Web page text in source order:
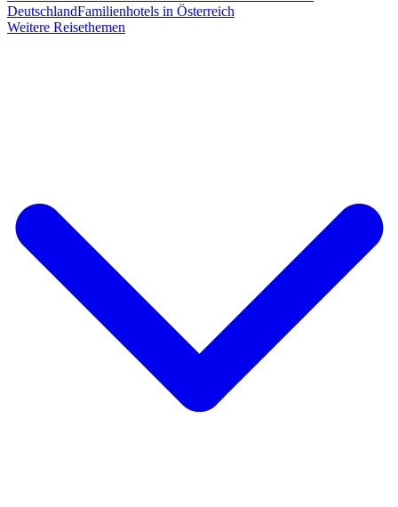
DeutschlandFamilienhotels in Österreich
Weitere Reisethemen